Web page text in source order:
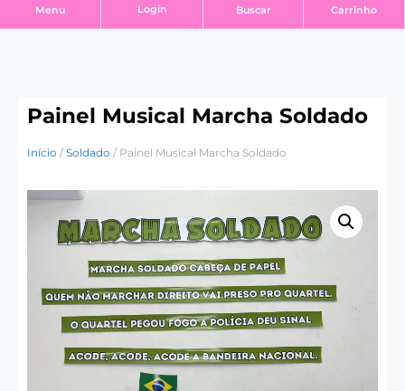
Menu Login Buscar Carrinho
Painel Musical Marcha Soldado
Início / Soldado / Painel Musical Marcha Soldado